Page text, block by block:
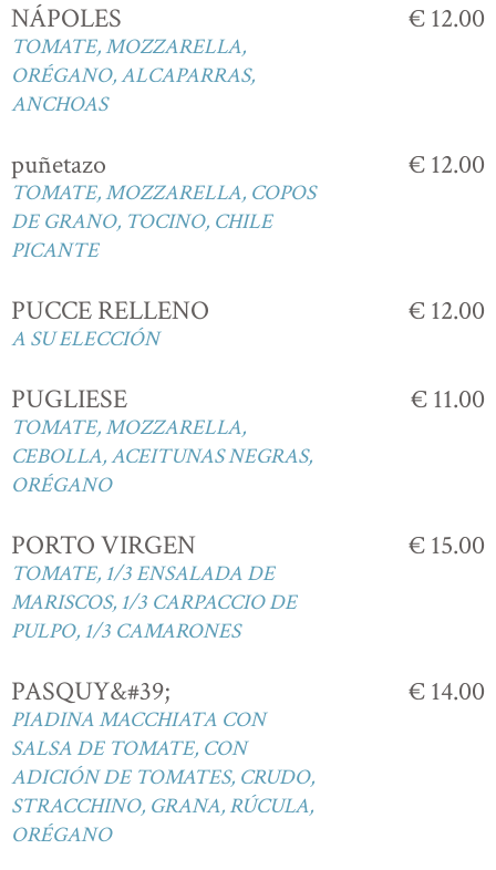
NÁPOLES
TOMATE, MOZZARELLA,
ORÉGANO, ALCAPARRAS,
ANCHOAS
€ 12.00
puñetazo
TOMATE, MOZZARELLA, COPOS
DE GRANO, TOCINO, CHILE
PICANTE
€ 12.00
PUCCE RELLENO
A SU ELECCIÓN
€ 12.00
PUGLIESE
TOMATE, MOZZARELLA,
CEBOLLA, ACEITUNAS NEGRAS,
ORÉGANO
€ 11.00
PORTO VIRGEN
TOMATE, 1/3 ENSALADA DE
MARISCOS, 1/3 CARPACCIO DE
PULPO, 1/3 CAMARONES
€ 15.00
PASQUY&#39;
PIADINA MACCHIATA CON
SALSA DE TOMATE, CON
ADICIÓN DE TOMATES, CRUDO,
STRACCHINO, GRANA, RÚCULA,
ORÉGANO
€ 14.00